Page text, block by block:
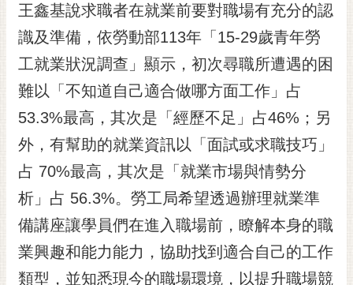
市
民
信
箱
English
日
本
語
隱
私
權
及
安
王鑫基說求職者在就業前要對職場有充分的認
識及準備，依勞動部113年「15-29歲青年勞
工就業狀況調查」顯示，初次尋職所遭遇的困
難以「不知道自己適合做哪方面工作」占
53.3%最高，其次是「經歷不足」占46%；另
外，有幫助的就業資訊以「面試或求職技巧」
占 70%最高，其次是「就業市場與情勢分
析」占 56.3%。勞工局希望透過辦理就業準
備講座讓學員們在進入職場前，瞭解本身的職
業興趣和能力能力，協助找到適合自己的工作
類型，並知悉現今的職場環境，以提升職場競